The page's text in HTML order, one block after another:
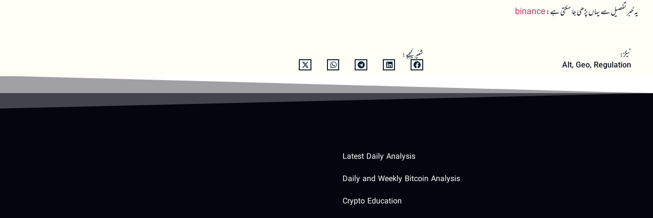
یہ خبر تفصیل سے یہاں پڑھی جا سکتی ہے:binance
ٹیگز:
Alt, Geo, Regulation
شئیر کیجیے:
Latest Daily Analysis
Daily and Weekly Bitcoin Analysis
Crypto Education